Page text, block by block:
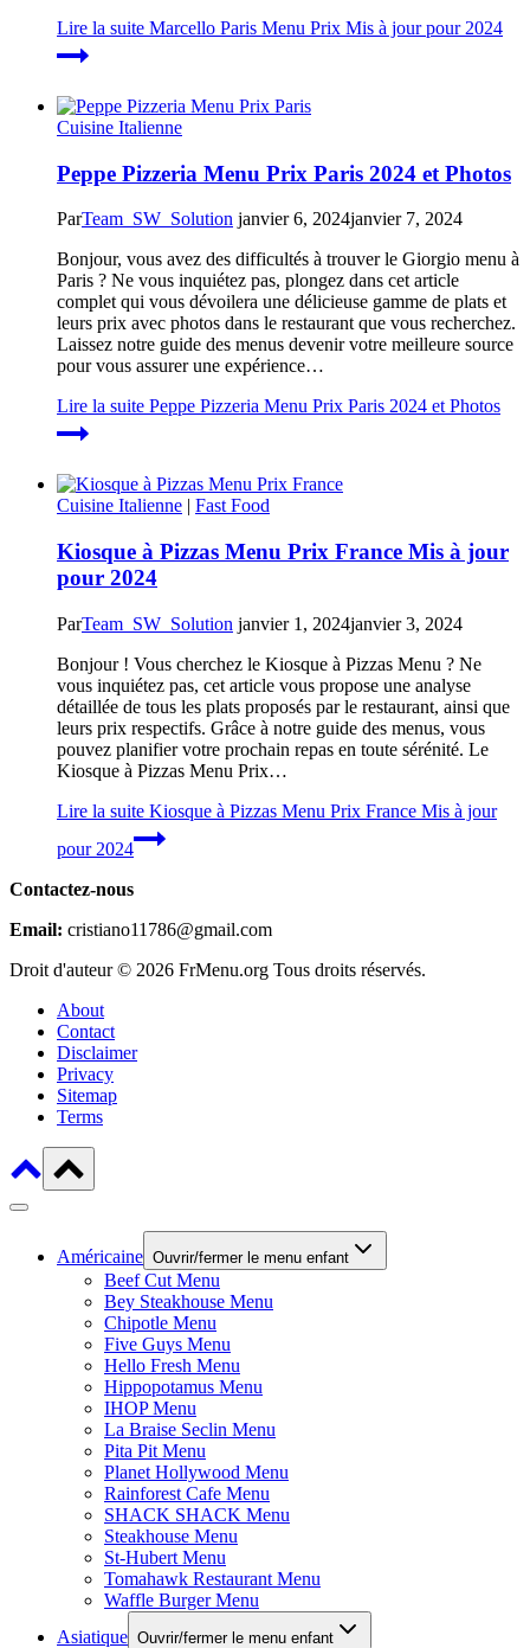
Lire la suite Marcello Paris Menu Prix Mis à jour pour 2024
Cuisine Italienne
Peppe Pizzeria Menu Prix Paris 2024 et Photos
ParTeam_SW_Solution janvier 6, 2024janvier 7, 2024
Bonjour, vous avez des difficultés à trouver le Giorgio menu à
Paris ? Ne vous inquiétez pas, plongez dans cet article
complet qui vous dévoilera une délicieuse gamme de plats et
leurs prix avec photos dans le restaurant que vous recherchez.
Laissez notre guide des menus devenir votre meilleure source
pour vous assurer une expérience…
Lire la suite Peppe Pizzeria Menu Prix Paris 2024 et Photos
Cuisine Italienne Fast Food
Kiosque à Pizzas Menu Prix France Mis à jour
pour 2024
ParTeam_SW_Solution janvier 1, 2024janvier 3, 2024
Bonjour ! Vous cherchez le Kiosque à Pizzas Menu ? Ne
vous inquiétez pas, cet article vous propose une analyse
détaillée de tous les plats proposés par le restaurant, ainsi que
leurs prix respectifs. Grâce à notre guide des menus, vous
pouvez planifier votre prochain repas en toute sérénité. Le
Kiosque à Pizzas Menu Prix…
Lire la suite Kiosque à Pizzas Menu Prix France Mis à jour
pour 2024
Contactez-nous
Email: cristiano11786@gmail.com
Droit d'auteur © 2026 FrMenu.org Tous droits réservés.
About
Contact
Disclaimer
Privacy
Sitemap
Terms
Américaine Ouvrir/fermer le menu enfant
Beef Cut Menu
Bey Steakhouse Menu
Chipotle Menu
Five Guys Menu
Hello Fresh Menu
Hippopotamus Menu
IHOP Menu
La Braise Seclin Menu
Pita Pit Menu
Planet Hollywood Menu
Rainforest Cafe Menu
SHACK SHACK Menu
Steakhouse Menu
St-Hubert Menu
Tomahawk Restaurant Menu
Waffle Burger Menu
Asiatique Ouvrir/fermer le menu enfant